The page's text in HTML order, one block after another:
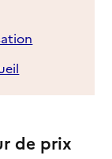
de prix